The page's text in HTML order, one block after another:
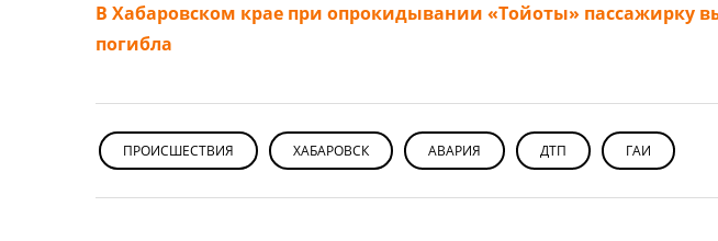
В Хабаровском крае при опрокидывании «Тойоты» пассажирку
погибла
ПРОИСШЕСТВИЯ ХАБАРОВСК АВАРИЯ ДТП ГАИ